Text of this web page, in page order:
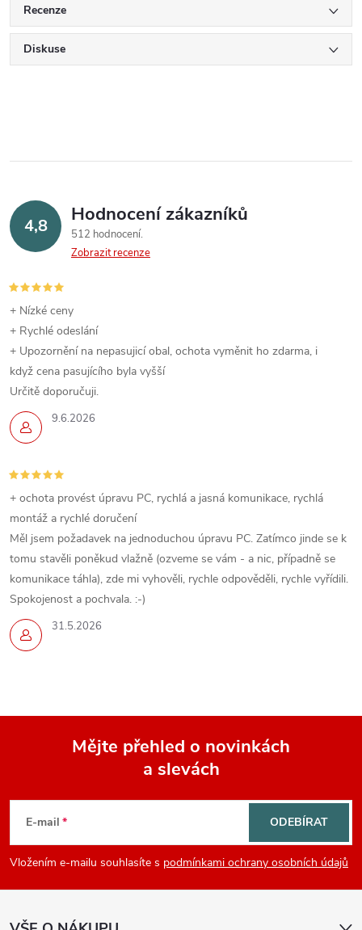
Recenze
Diskuse
4,8 Hodnocení zákazníků
512 hodnocení
Zobrazit recenze
9.6.2026
+ Nízké ceny
+ Rychlé odeslání
+ Upozornění na nepasujicí obal, ochota vyměnit ho zdarma, i
když cena pasujícího byla vyšší
Určitě doporučuji.
31.5.2026
+ ochota provést úpravu PC, rychlá a jasná komunikace, rychlá
montáž a rychlé doručení
Měl jsem požadavek na jednoduchou úpravu PC. Zatímco jinde se k
tomu stavěli poněkud vlažně (ozveme se vám - a nic, případně se
komunikace táhla), zde mi vyhověli, rychle odpověděli, rychle vyřídili.
Spokojenost a pochvala. :-)
p
a
Mějte přehled o novinkách
a slevách
E-mail
Vložením e-mailu souhlasíte s podmínkami ochrany osobních údajů
ODEBÍRAT